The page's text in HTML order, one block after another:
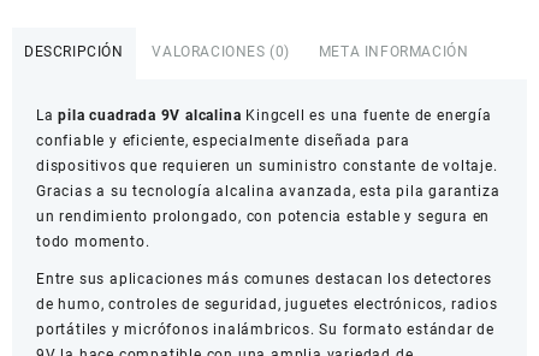
Alcalina
DESCRIPCIÓN VALORACIONES (0) META INFORMACIÓN
Lapila cuadrada 9V alcalina Kingcell es una fuente de energía
confiable y eficiente, especialmente diseñada para
dispositivos que requieren un suministro constante de voltaje.
Gracias a su tecnología alcalina avanzada, esta pila garantiza
un rendimiento prolongado, con potencia estable y segura en
todo momento.
Entre sus aplicaciones más comunes destacan los detectores
de humo, controles de seguridad, juguetes electrónicos, radios
portátiles y micrófonos inalámbricos. Su formato estándar de